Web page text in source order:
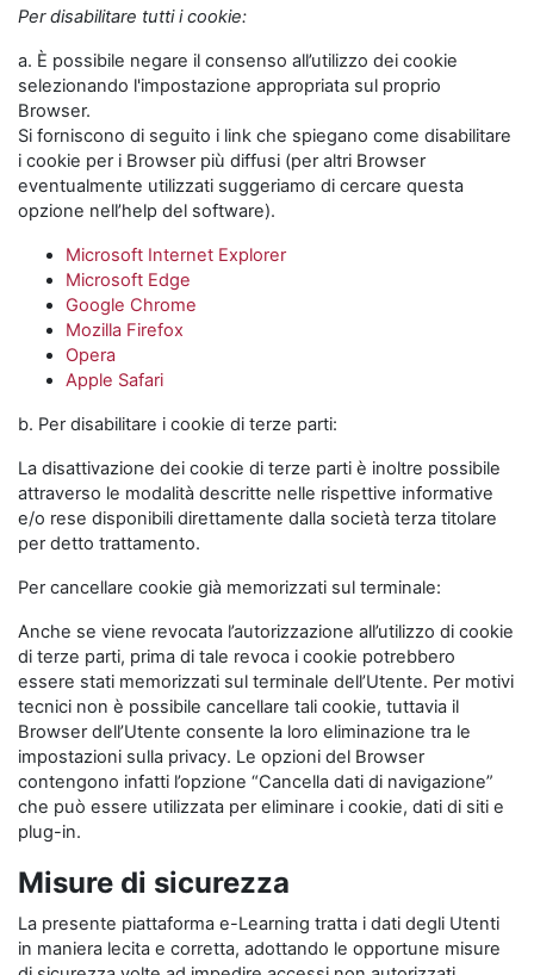
Per disabilitare tutti i cookie:
a. È possibile negare il consenso all’utilizzo dei cookie
selezionando l'impostazione appropriata sul proprio
Browser.
Si forniscono di seguito i link che spiegano come disabilitare
i cookie per i Browser più diffusi (per altri Browser
eventualmente utilizzati suggeriamo di cercare questa
opzione nell’help del software).
Microsoft Internet Explorer
Microsoft Edge
Google Chrome
Mozilla Firefox
Opera
Apple Safari
b. Per disabilitare i cookie di terze parti:
La disattivazione dei cookie di terze parti è inoltre possibile
attraverso le modalità descritte nelle rispettive informative
e/o rese disponibili direttamente dalla società terza titolare
per detto trattamento.
Per cancellare cookie già memorizzati sul terminale:
Anche se viene revocata l’autorizzazione all’utilizzo di cookie
di terze parti, prima di tale revoca i cookie potrebbero
essere stati memorizzati sul terminale dell’Utente. Per motivi
tecnici non è possibile cancellare tali cookie, tuttavia il
Browser dell’Utente consente la loro eliminazione tra le
impostazioni sulla privacy. Le opzioni del Browser
contengono infatti l’opzione “Cancella dati di navigazione”
che può essere utilizzata per eliminare i cookie, dati di siti e
plug-in.
Misure di sicurezza
La presente piattaforma e-Learning tratta i dati degli Utenti
in maniera lecita e corretta, adottando le opportune misure